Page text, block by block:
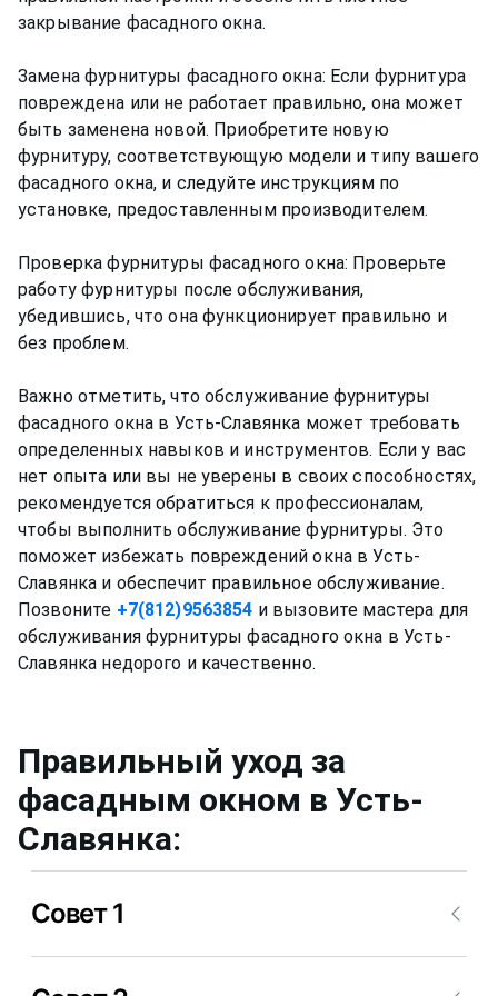
закрывание фасадного окна.
Замена фурнитуры фасадного окна: Если фурнитура
повреждена или не работает правильно, она может
быть заменена новой. Приобретите новую
фурнитуру, соответствующую модели и типу вашего
фасадного окна, и следуйте инструкциям по
установке, предоставленным производителем.
Проверка фурнитуры фасадного окна: Проверьте
работу фурнитуры после обслуживания,
убедившись, что она функционирует правильно и
без проблем.
Важно отметить, что обслуживание фурнитуры
фасадного окна в Усть-Славянка может требовать
определенных навыков и инструментов. Если у вас
нет опыта или вы не уверены в своих способностях,
рекомендуется обратиться к профессионалам,
чтобы выполнить обслуживание фурнитуры. Это
поможет избежать повреждений окна в Усть-
Славянка и обеспечит правильное обслуживание.
Позвоните +7(812)9563854 и вызовите мастера для
обслуживания фурнитуры фасадного окна в Усть-
Правильный уход за
фасадным окном в Усть-
Славянка:
Совет 1